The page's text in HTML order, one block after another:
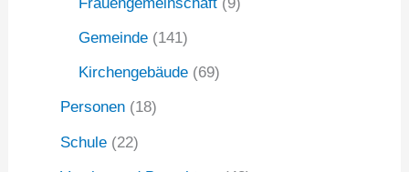
Gemeinde (141)
Kirchengebäude (69)
Personen (18)
Schule (22)